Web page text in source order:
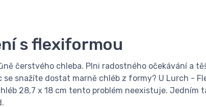
s flexiformou
čerstvého chleba. Plni radostného očekávání a
se snažíte dostat marně chléb z formy? U Lurch -
28,7 x 18 cm tento problém neexistuje. Jedním